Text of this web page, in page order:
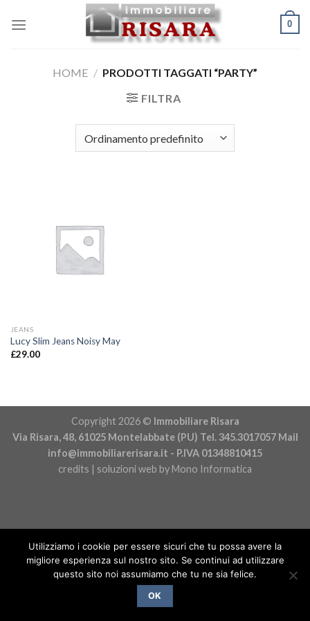
0
HOME / PRODOTTI TAGGATI “PARTY”
FILTRA
JEANS
Lucy Slim Jeans Noisy May
£29.00
Copyright 2026 © Immobiliare Risara
Via Risara, 48, 61025 Montelabbate (PU) Tel. 345.3017057 Mail
info@immobiliarerisara.it - P.IVA 01348810415
credits | soluzioni web by Mono Informatica
Utilizziamo i cookie per essere sicuri che tu possa avere la
migliore esperienza sul nostro sito. Se continui ad utilizzare
questo sito noi assumiamo che tu ne sia felice.
OK